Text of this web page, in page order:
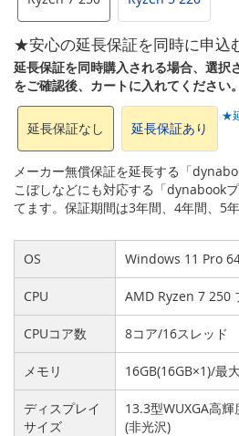
★安心の延長保証を同時に申込
延長保証を同時購入される場合、選択
をご確認後、カートに入れてください。
延長保証なし 延長保証あり
★
メーカー無償保証を延長する「
こぼしなどにも対応する「dynabook
てます。保証期間は3年間、4年間、5
OS Windows 11 Pro
CPU AMD Ryzen 7 250
CPUコア数 8コア/16スレッド
メモリ 16GB(16GB×1)/最
ディスプレイ
サイズ
13.3型WUXGA高
(非光沢)